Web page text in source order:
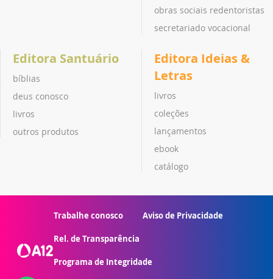
obras sociais redentoristas
secretariado vocacional
Editora Santuário
bíblias
deus conosco
livros
outros produtos
Editora Ideias &
Letras
livros
coleções
lançamentos
ebook
catálogo
Trabalhe conosco Aviso de Privacidade
Rel. de Transparência
Programa de Integridade